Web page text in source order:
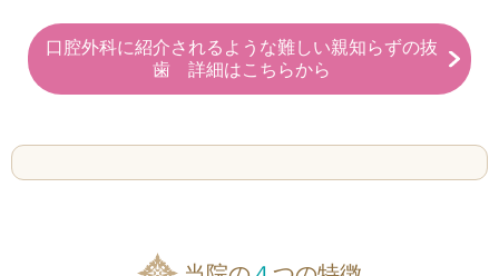
口腔外科に紹介されるような難しい親知らずの抜
歯 詳細はこちらから